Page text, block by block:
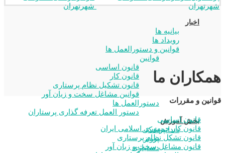
اخبار
بیانیه ها
رویداد ها
قوانین و دستورالعمل ها
قوانین
قانون اساسی
قانون کار
قانون تشکیل نظام پرستاری
قوانین مشاغل سخت و زیان آور
دستورالعمل ها
دستور العمل تعرفه گذاری پرستاران
بخش آموزش
دندانپزشکی
پروتز
دستیاری
همکاران ما
قوانین و مقررات
قانون اساسی
قانون کار جمهوری اسلامی ایران
قانون تشکل نظام پرستاری
قانون مشاغل سخت و زبان آور